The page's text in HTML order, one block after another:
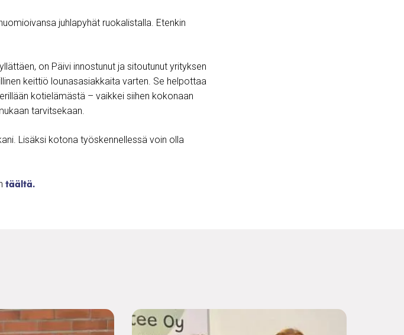
juhlapyhät ruokalistalla. Etenkin
on Päivi innostunut ja sitoutunut yrityksen
keittiö lounasasiakkaita varten. Se helpottaa
kotielämästä – vaikkei siihen kokonaan
tarvitsekaan.
Lisäksi kotona työskennellessä voin olla
täältä.